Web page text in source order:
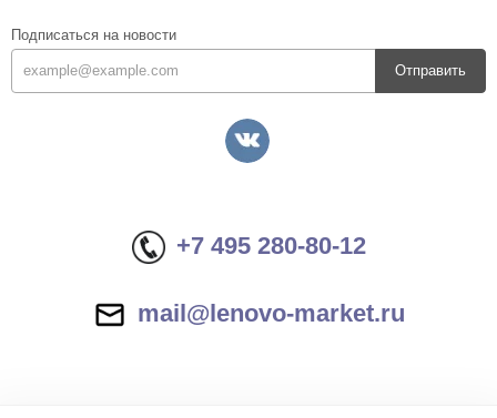
Подписаться на новости
Отправить
+7 495 280-80-12
mail@lenovo-market.ru